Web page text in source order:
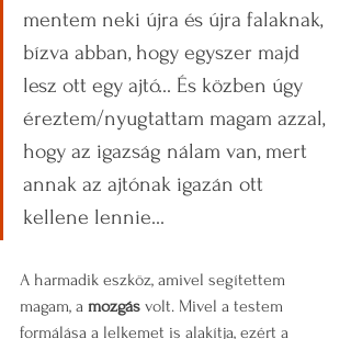
mentem neki újra és újra falaknak,
bízva abban, hogy egyszer majd
lesz ott egy ajtó... És közben úgy
éreztem/nyugtattam magam azzal,
hogy az igazság nálam van, mert
annak az ajtónak igazán ott
kellene lennie...
A harmadik eszköz, amivel segítettem
magam, a mozgás volt. Mivel a testem
formálása a lelkemet is alakítja, ezért a